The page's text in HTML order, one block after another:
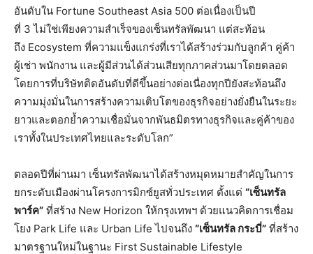
อันดับใน Fortune Southeast Asia 500 ต่อเนื่องเป็นปี
ที่ 3 ไม่ใช่เพียงความสำเร็จของเซ็นทรัลพัฒนา แต่สะท้อน
ถึง Ecosystem ที่ความแข็งแกร่งที่เราได้สร้างร่วมกับลูกค้า คู่ค้า
ผู้เช่า พนักงาน และผู้มีส่วนได้ส่วนเสียทุกภาคส่วนมาโดยตลอด
โดยการที่บริษัทติดอันดับที่ดีขึ้นอย่างต่อเนื่องทุกปียังสะท้อนถึง
ความมุ่งมั่นในการสร้างความเติบโตของธุรกิจอย่างยั่งยืนในระยะ
ยาวและตอกย้ำความเชื่อมั่นจากพันธมิตรทางธุรกิจและคู่ค้าของ
เราทั้งในประเทศไทยและระดับโลก”
ตลอดปีที่ผ่านมา เซ็นทรัลพัฒนาได้สร้างหมุดหมายสำคัญในการ
ยกระดับเมืองผ่านโครงการมิกซ์ยูสทั่วประเทศ ตั้งแต่ “เซ็นทรัล
พาร์ค” ที่สร้าง New Horizon ให้กรุงเทพฯ ด้วยแนวคิดการเชื่อม
โยง Park Life และ Urban Life ไปจนถึง “เซ็นทรัล กระบี่” ที่สร้าง
มาตรฐานใหม่ในฐานะ First Sustainable Lifestyle